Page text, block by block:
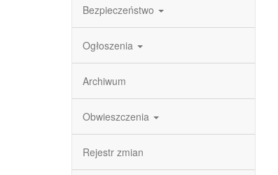
Bezpieczeństwo
Ogłoszenia
Archiwum
Obwieszczenia
Rejestr zmian